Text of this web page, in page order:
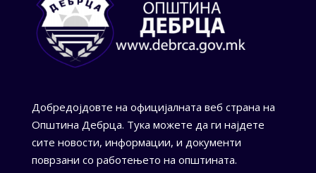
Добредојдовте на официјалната веб страна на
Општина Дебрца. Тука можете да ги најдете
сите новости, информации, и документи
поврзани со работењето на општината.